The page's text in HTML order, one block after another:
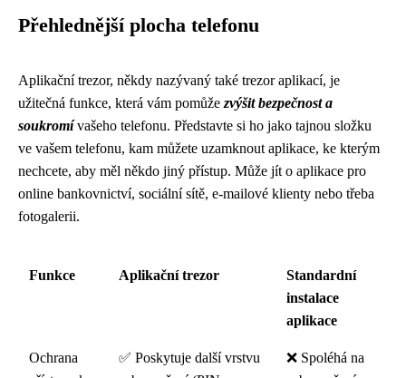
Přehlednější plocha telefonu
Aplikační trezor, někdy nazývaný také trezor aplikací, je
užitečná funkce, která vám pomůže zvýšit bezpečnost a
soukromívašeho telefonu. Představte si ho jako tajnou složku
ve vašem telefonu, kam můžete uzamknout aplikace, ke kterým
nechcete, aby měl někdo jiný přístup. Může jít o aplikace pro
online bankovnictví, sociální sítě, e-mailové klienty nebo třeba
fotogalerii.
Funkce Aplikační trezor
Standardní
instalace
aplikace
Ochrana
✅ Poskytuje další vrstvu
❌ Spoléhá na